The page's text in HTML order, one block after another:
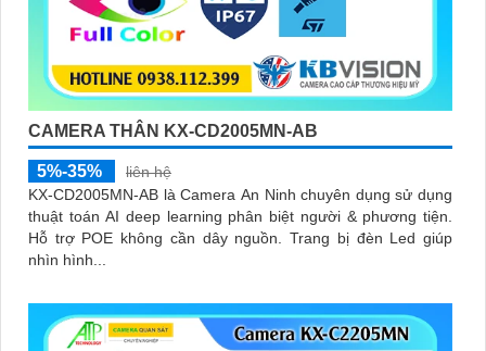
CAMERA THÂN KX-CD2005MN-AB
5%-35%
liên hệ
KX-CD2005MN-AB là Camera An Ninh chuyên dụng sử dụng
thuật toán AI deep learning phân biệt người & phương tiện.
Hỗ trợ POE không cần dây nguồn. Trang bị đèn Led giúp
nhìn hình...